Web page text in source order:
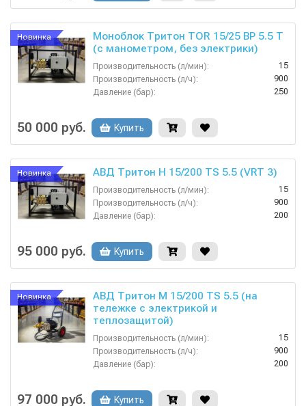
Новинка
Моноблок Тритон TOR 15/25 ВР 5.5 T
(с манометром, без электрики)
Производительность (л/мин):
15
Производительность (л/ч):
900
Давление (бар):
250
Страна-производитель:
50 000 руб. Купить
Новинка АВД Тритон H 15/200 TS 5.5 (VRT 3)
Производительность (л/мин):
15
Производительность (л/ч):
900
Давление (бар):
200
Страна-производитель:
95 000 руб. Купить
Новинка
АВД Тритон M 15/200 TS 5.5 (на
тележке с электрикой и
теплозащитой)
Производительность (л/мин):
15
Производительность (л/ч):
900
Давление (бар):
200
Страна-производитель:
97 000 руб. Купить